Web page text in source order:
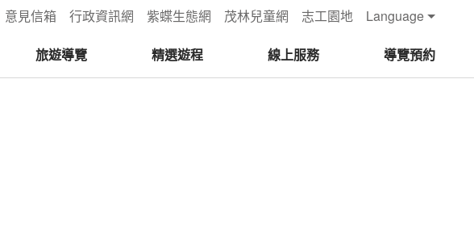
意見信箱 行政資訊網 紫蝶生態網 茂林兒童網 志工園地 Language
旅遊導覽 精選遊程 線上服務 導覽預約